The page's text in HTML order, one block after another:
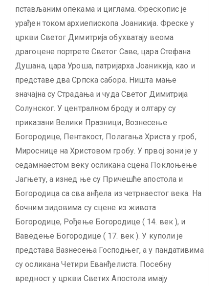
пстављаним опекама и циглама. Фрескопис је
урађен током архиепископа Јоаникија. Фреске у
цркви Светог Димитрија обухватају веома
драгоцене портрете Светог Саве, цара Стефана
Душана, цара Уроша, патријарха Јоаникија, као и
представе два Српска сабора. Ништа мање
значајна су Страдања и чуда Светог Димитрија
Солунског. У централном броду и олтару су
приказани Велики Празници, Вознесење
Богородице, Пентакост, Полагања Христа у гроб,
Мироснице на Христовом гробу. У првој зони је у
седамнаестом веку осликана сцена Поклоњење
Јагњету, а изнед ње су Причешће апостола и
Богородица са сва анђела из четрнаестог века. На
бочним зидовима су сцене из живота
Богородице, Рођење Богородице ( 14. век ), и
Ваведење Богородице ( 17. век ). У куполи је
представа Вазнесења Господњег, а у пандативима
су осликана Четири Еванђелиста. Посебну
вредност у цркви Светих Апостола имају